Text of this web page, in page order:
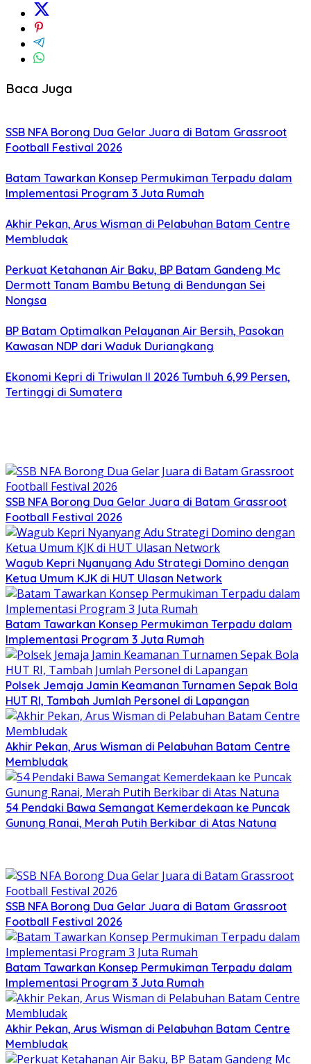
Baca Juga
SSB NFA Borong Dua Gelar Juara di Batam Grassroot
Football Festival 2026
Batam Tawarkan Konsep Permukiman Terpadu dalam
Implementasi Program 3 Juta Rumah
Akhir Pekan, Arus Wisman di Pelabuhan Batam Centre
Membludak
Perkuat Ketahanan Air Baku, BP Batam Gandeng Mc
Dermott Tanam Bambu Betung di Bendungan Sei
Nongsa
BP Batam Optimalkan Pelayanan Air Bersih, Pasokan
Kawasan NDP dari Waduk Duriangkang
Ekonomi Kepri di Triwulan II 2026 Tumbuh 6,99 Persen,
Tertinggi di Sumatera
SSB NFA Borong Dua Gelar Juara di Batam Grassroot
Football Festival 2026
Wagub Kepri Nyanyang Adu Strategi Domino dengan
Ketua Umum KJK di HUT Ulasan Network
Batam Tawarkan Konsep Permukiman Terpadu dalam
Implementasi Program 3 Juta Rumah
Polsek Jemaja Jamin Keamanan Turnamen Sepak Bola
HUT RI, Tambah Jumlah Personel di Lapangan
Akhir Pekan, Arus Wisman di Pelabuhan Batam Centre
Membludak
54 Pendaki Bawa Semangat Kemerdekaan ke Puncak
Gunung Ranai, Merah Putih Berkibar di Atas Natuna
SSB NFA Borong Dua Gelar Juara di Batam Grassroot
Football Festival 2026
Batam Tawarkan Konsep Permukiman Terpadu dalam
Implementasi Program 3 Juta Rumah
Akhir Pekan, Arus Wisman di Pelabuhan Batam Centre
Membludak